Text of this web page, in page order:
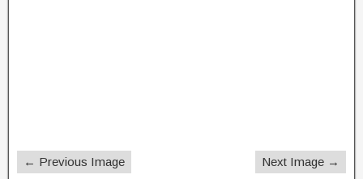
← Previous Image Next Image →